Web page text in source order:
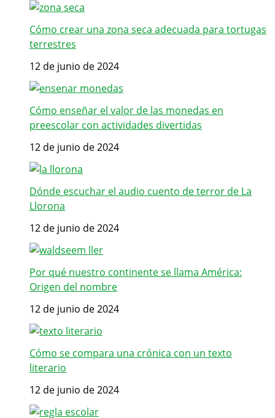
Cómo crear una zona seca adecuada para tortugas
terrestres
12 de junio de 2024
Cómo enseñar el valor de las monedas en
preescolar con actividades divertidas
12 de junio de 2024
Dónde escuchar el audio cuento de terror de La
Llorona
12 de junio de 2024
Por qué nuestro continente se llama América:
Origen del nombre
12 de junio de 2024
Cómo se compara una crónica con un texto
literario
12 de junio de 2024